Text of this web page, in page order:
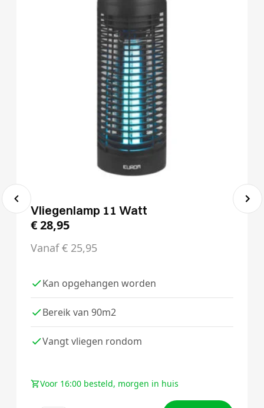
Vliegenlamp 11 Watt
€28,95
Vanaf€ 25,95
Kan opgehangen worden
Bereik van 90m2
Vangt vliegen rondom
Voor 16:00 besteld, morgen in huis